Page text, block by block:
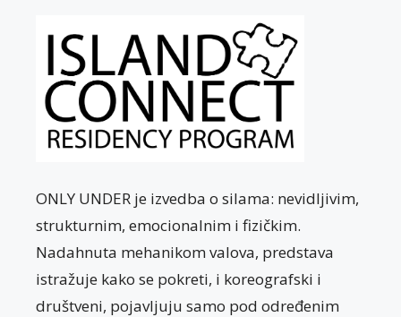
ONLY UNDER je izvedba o silama: nevidljivim,
strukturnim, emocionalnim i fizičkim.
Nadahnuta mehanikom valova, predstava
istražuje kako se pokreti, i koreografski i
društveni, pojavljuju samo pod određenim